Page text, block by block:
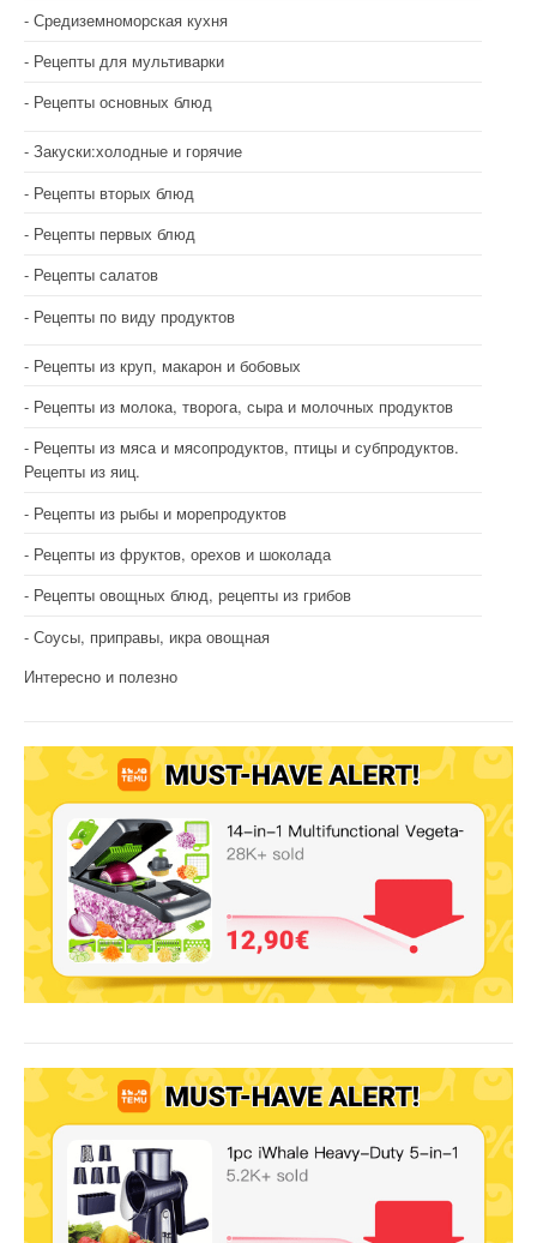
Средиземноморская кухня
Рецепты для мультиварки
Рецепты основных блюд
Закуски:холодные и горячие
Рецепты вторых блюд
Рецепты первых блюд
Рецепты салатов
Рецепты по виду продуктов
Рецепты из круп, макарон и бобовых
Рецепты из молока, творога, сыра и молочных продуктов
Рецепты из мяса и мясопродуктов, птицы и субпродуктов.
Рецепты из яиц.
Рецепты из рыбы и морепродуктов
Рецепты из фруктов, орехов и шоколада
Рецепты овощных блюд, рецепты из грибов
Соусы, приправы, икра овощная
Интересно и полезно